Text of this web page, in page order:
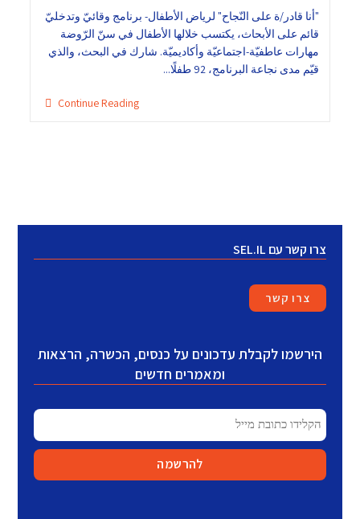
"أنا قادر/ة على النّجاح" لرياض الأطفال- برنامج وقائيّ وتدخليّ
قائم على الأبحاث، يكتسب خلالها الأطفال في سنّ الرّوضة
مهارات عاطفيّة-اجتماعيّة وأكاديميّة. شارك في البحث، والذي
قيّم مدى نجاعة البرنامج، 92 طفلًا...
Continue Reading
צרו קשר עם SEL.IL
צרו קשר
הירשמו לקבלת עדכונים על כנסים, הכשרה, הרצאות
ומאמרים חדשים